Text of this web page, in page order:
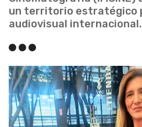
un territorio estratégico
audiovisual internacional.